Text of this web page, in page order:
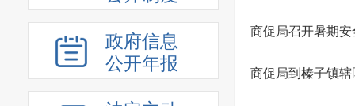
政府信息
公开年报
商促局召开暑期
商促局到榛子镇